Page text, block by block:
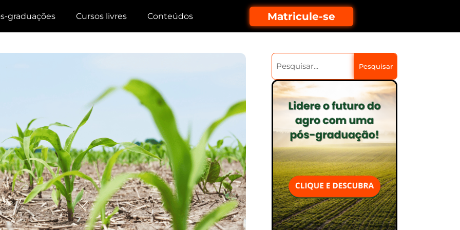
graduações Cursos livres Conteúdos Matricule-se
Pesquisar